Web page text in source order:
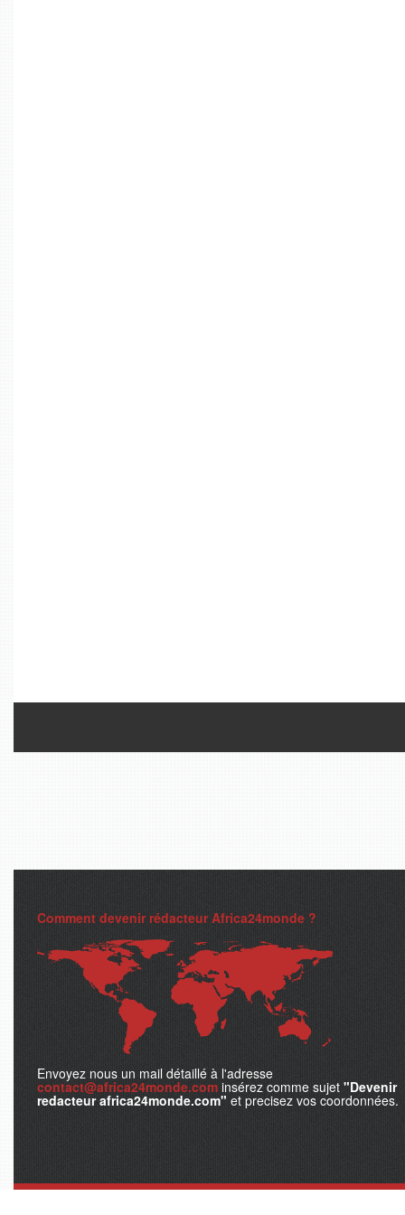
Comment devenir rédacteur Africa24monde ?
Envoyez nous un mail détaillé à l'adresse
contact@africa24monde.com insérez comme sujet "Devenir
redacteur africa24monde.com" et precisez vos coordonnées.